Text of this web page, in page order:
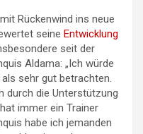
Rückenwind ins neue
seine Entwicklung
seit der
Aldama: „Ich würde
sehr gut betrachten.
durch die Unterstützung
immer ein Trainer
habe ich jemanden